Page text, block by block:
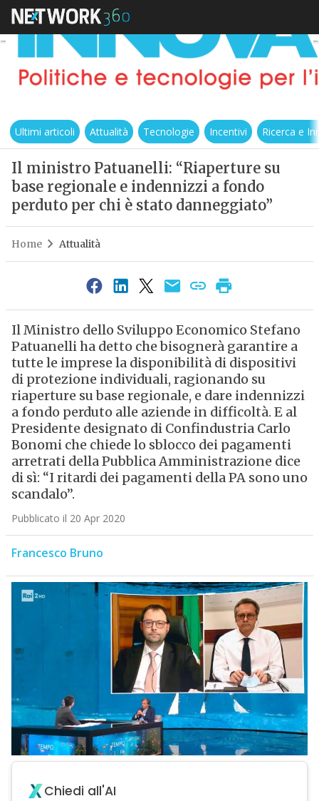
Ultimi articoli Attualità Tecnologie Incentivi Ricerca e
Il ministro Patuanelli: “Riaperture su
base regionale e indennizzi a fondo
perduto per chi è stato danneggiato”
Home Attualità
Il Ministro dello Sviluppo Economico Stefano
Patuanelli ha detto che bisognerà garantire a
tutte le imprese la disponibilità di dispositivi
di protezione individuali, ragionando su
riaperture su base regionale, e dare indennizzi
a fondo perduto alle aziende in difficoltà. E al
Presidente designato di Confindustria Carlo
Bonomi che chiede lo sblocco dei pagamenti
arretrati della Pubblica Amministrazione dice
di sì: “I ritardi dei pagamenti della PA sono uno
scandalo”.
Pubblicato il 20 Apr 2020
Francesco Bruno
Chiedi all'AI